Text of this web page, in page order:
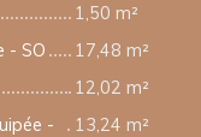
1,50 m²
- SO
17,48 m²
12,02 m²
-
13,24 m²